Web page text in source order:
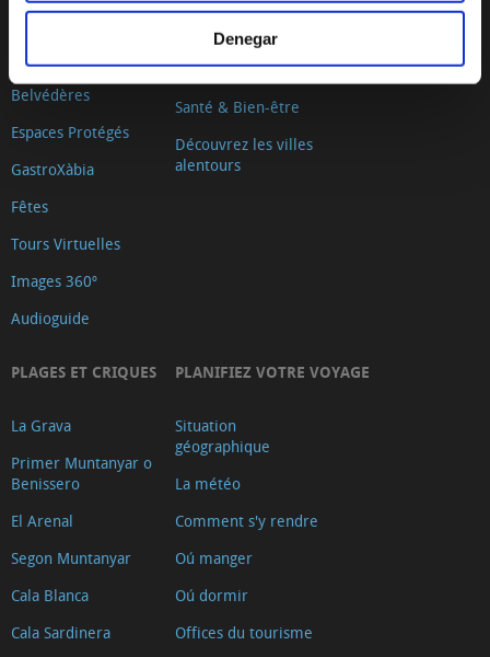
Denegar
de la Mar
Arenal
Belvédères
Espaces Protégés
GastroXàbia
Fêtes
Tours Virtuelles
Images 360º
Audioguide
Shopping
Loisirs et
divertissement
Santé & Bien-être
Découvrez les villes
alentours
PLAGES ET CRIQUES
La Grava
Primer Muntanyar o
Benissero
El Arenal
Segon Muntanyar
Cala Blanca
Cala Sardinera
PLANIFIEZ VOTRE VOYAGE
Situation
géographique
La météo
Comment s'y rendre
Oú manger
Oú dormir
Offices du tourisme